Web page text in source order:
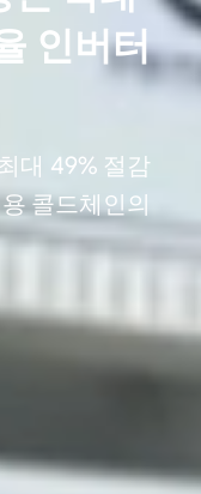
인버터
대 49% 절감
콜드체인의